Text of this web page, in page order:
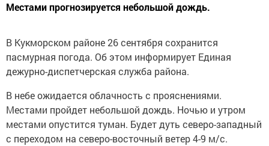
Местами прогнозируется небольшой дождь.
В Кукморском районе 26 сентября сохранится
пасмурная погода. Об этом информирует Единая
дежурно-диспетчерская служба района.
В небе ожидается облачность с прояснениями.
Местами пройдет небольшой дождь. Ночью и утром
местами опустится туман. Будет дуть северо-западный
с переходом на северо-восточный ветер 4-9 м/с.